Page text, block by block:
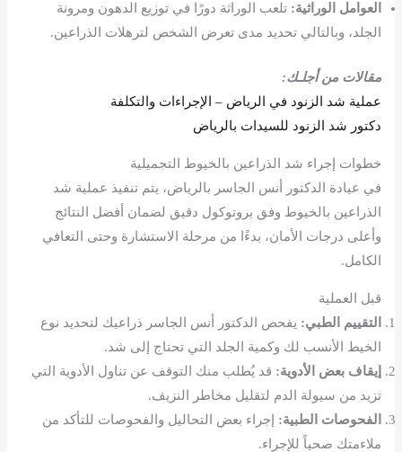
العوامل الوراثية: تلعب الوراثة دورًا في توزيع الدهون ومرونة
الجلد، وبالتالي تحديد مدى تعرض الشخص لترهلات الذراعين.
مقالات من أجلـك:
عملية شد الزنود في الرياض – الإجراءات والتكلفة
دكتور شد الزنود للسيدات بالرياض
خطوات إجراء شد الذراعين بالخيوط التجميلية
في عيادة الدكتور أنس الجاسر بالرياض، يتم تنفيذ عملية شد
الذراعين بالخيوط وفق بروتوكول دقيق لضمان أفضل النتائج
وأعلى درجات الأمان، بدءًا من مرحلة الاستشارة وحتى التعافي
الكامل.
قبل العملية
التقييم الطبي: يفحص الدكتور أنس الجاسر ذراعيك لتحديد نوع
الخيط الأنسب لك وكمية الجلد التي تحتاج إلى شد.
إيقاف بعض الأدوية: قد يُطلب منك التوقف عن تناول الأدوية التي
تزيد من سيولة الدم لتقليل مخاطر النزيف.
الفحوصات الطبية: إجراء بعض التحاليل والفحوصات للتأكد من
ملاءمتك صحياً للإجراء.